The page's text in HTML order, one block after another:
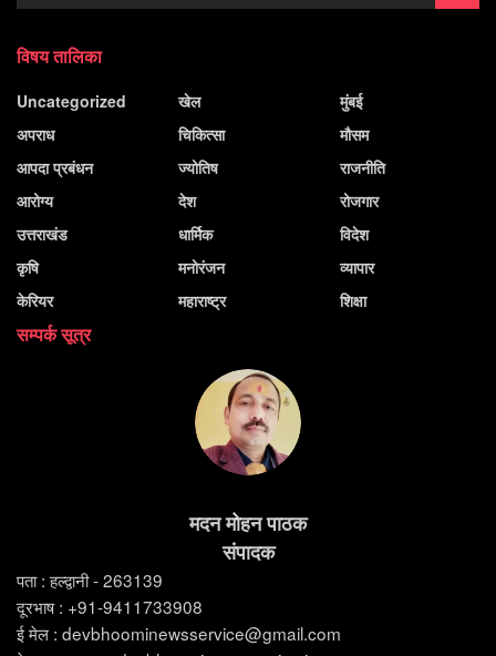
विषय तालिका
Uncategorized
अपराध
आपदा प्रबंधन
आरोग्य
उत्तराखंड
कृषि
केरियर
खेल
चिकित्सा
ज्योतिष
देश
धार्मिक
मनोरंजन
महाराष्ट्र
मुंबई
मौसम
राजनीति
रोजगार
विदेश
व्यापार
शिक्षा
सम्पर्क सूत्र
मदन मोहन पाठक
संपादक
पता : हल्द्वानी - 263139
दूरभाष : +91-9411733908
ई मेल : devbhoominewsservice@gmail.com